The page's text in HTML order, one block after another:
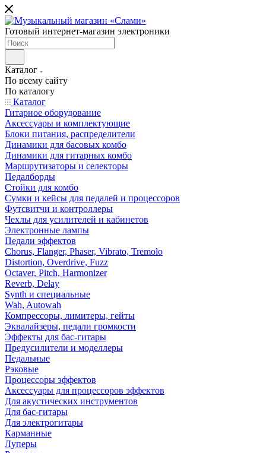
Готовый интернет-магазин электроники
Каталог
По всему сайту
По каталогу
Каталог
Гитарное оборудование
Аксессуары и комплектующие
Блоки питания, распределители
Динамики для басовых комбо
Динамики для гитарных комбо
Маршрутизаторы и селекторы
Педалборды
Стойки для комбо
Сумки и кейсы для педалей и процессоров
Футсвитчи и контроллеры
Чехлы для усилителей и кабинетов
Электронные лампы
Педали эффектов
Chorus, Flanger, Phaser, Vibrato, Tremolo
Distortion, Overdrive, Fuzz
Octaver, Pitch, Harmonizer
Reverb, Delay
Synth и специальные
Wah, Autowah
Компрессоры, лимитеры, гейты
Эквалайзеры, педали громкости
Эффекты для бас-гитары
Предусилители и моделлеры
Педальные
Рэковые
Процессоры эффектов
Аксессуары для процессоров эффектов
Для акустических инструментов
Для бас-гитары
Для электрогитары
Карманные
Луперы